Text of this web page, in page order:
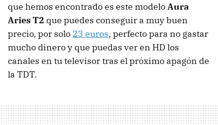
que hemos encontrado es este modeloAura
Aries T2 que puedes conseguir a muy buen
precio, por solo 23 euros, perfecto para no gastar
mucho dinero y que puedas ver en HD los
canales en tu televisor tras el próximo apagón de
la TDT.